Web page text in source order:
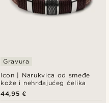
Icon | Narukvica od smeđe
kože i nehrđajućeg čelika
Gravura
44,95 €